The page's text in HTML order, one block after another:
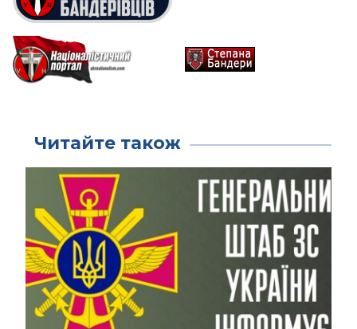
Читайте також